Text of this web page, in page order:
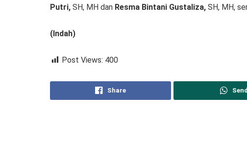
Putri, SH, MH dan Resma Bintani Gustaliza, SH, MH,
(Indah)
Post Views: 400
Share Send